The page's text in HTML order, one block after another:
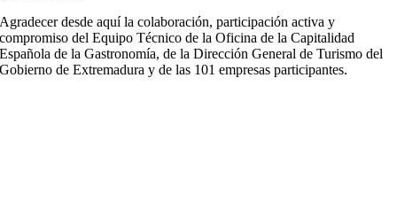
Agradecer desde aquí la colaboración, participación activa y
compromiso del Equipo Técnico de la Oficina de la Capitalidad
Española de la Gastronomía, de la Dirección General de Turismo del
Gobierno de Extremadura y de las 101 empresas participantes.